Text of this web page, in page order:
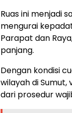
Ruas ini menjadi
mengurai
Parapat dan
panjang.
Dengan kondisi
wilayah di
dari prosedur